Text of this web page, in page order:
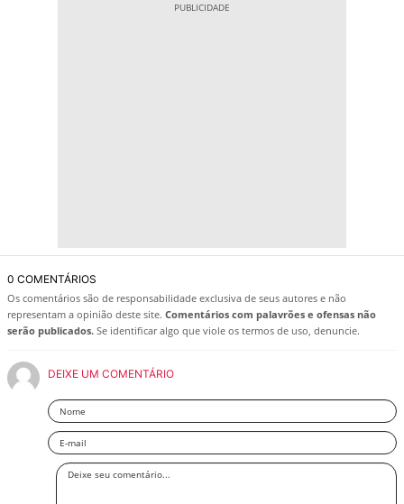
0 COMENTÁRIOS
Os comentários são de responsabilidade exclusiva de seus autores e não
representam a opinião deste site. Comentários com palavrões e ofensas não
serão publicados. Se identificar algo que viole os termos de uso, denuncie.
DEIXE UM COMENTÁRIO
Nome
Email
Deixe